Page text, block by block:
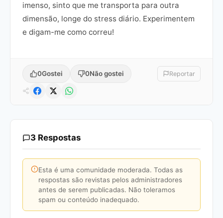
imenso, sinto que me transporta para outra
dimensão, longe do stress diário. Experimentem
e digam-me como correu!
0Gostei 0Não gostei Reportar
3 Respostas
Esta é uma comunidade moderada. Todas as
respostas são revistas pelos administradores
antes de serem publicadas. Não toleramos
spam ou conteúdo inadequado.